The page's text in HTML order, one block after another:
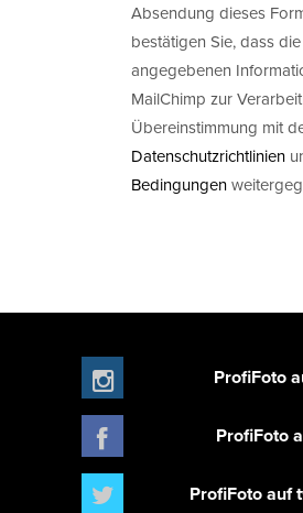
Absendung dieses
bestätigen Sie, dass
angegebenen
MailChimp zur
Übereinstimmung mit
Datenschutzrichtlinien
Bedingungen
ProfiFoto
ProfiFoto
ProfiFoto auf